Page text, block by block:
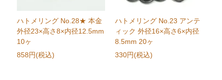
ハトメリング No.28★ 本金
外径23×高さ8×内径12.5mm
10ヶ
858円(税込)
ハトメリング No.23 アンテ
ィック 外径16×高さ6×内径
8.5mm 20ヶ
330円(税込)